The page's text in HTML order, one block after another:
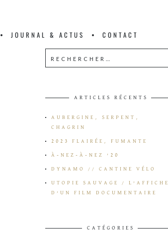
JOURNAL & ACTUS CONTACT
ARTICLES RÉCENTS
AUBERGINE, SERPENT,
CHAGRIN
2023 FLAIRÉE, FUMANTE
À-NEZ-À-NEZ ’20
DYNAMO // CANTINE VÉLO
UTOPIE SAUVAGE / L’AFFICHE
D’UN FILM DOCUMENTAIRE
CATÉGORIES